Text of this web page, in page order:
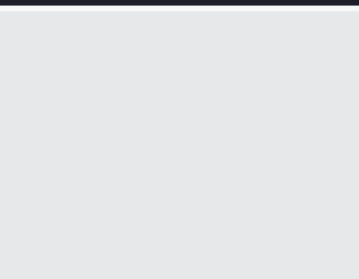
Ihr Warenkorb ist aktuell